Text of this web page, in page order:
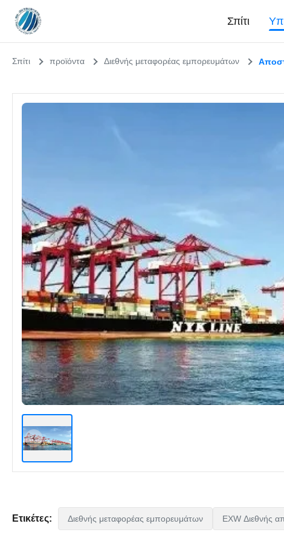
Σπίτι
Σπίτι προϊόντα Διεθνής μεταφορέας εμπορευμάτων
Ετικέτες: Διεθνής μεταφορέας εμπορευμάτων EXW Διεθνής